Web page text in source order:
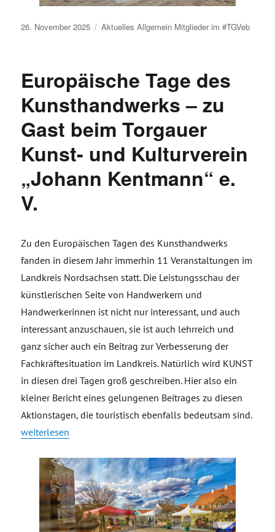
Veröffentlicht
26. November 2025 Aktuelles Allgemein Mitglieder im #TGVeb
Europäische Tage des
Kunsthandwerks – zu
Gast beim Torgauer
Kunst- und Kulturverein
„Johann Kentmann“ e.
V.
Zu den Europäischen Tagen des Kunsthandwerks
fanden in diesem Jahr immerhin 11 Veranstaltungen im
Landkreis Nordsachsen statt. Die Leistungsschau der
künstlerischen Seite von Handwerkern und
Handwerkerinnen ist nicht nur interessant, und auch
interessant anzuschauen, sie ist auch lehrreich und
ganz sicher auch ein Beitrag zur Verbesserung der
Fachkräftesituation im Landkreis. Natürlich wird KUNST
in diesen drei Tagen groß geschreiben. Hier also ein
kleiner Bericht eines gelungenen Beitrages zu diesen
Aktionstagen, die touristisch ebenfalls bedeutsam sind.
„Europäische Tage des Kunsthandwerks – zu Gast beim
weiterlesen